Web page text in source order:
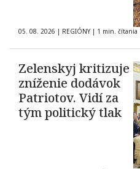
05. 08. 2026 | REGIÓNY | 1 min. čítania
Zelenskyj kritizuje
zníženie dodávok
Patriotov. Vidí za
tým politický tlak